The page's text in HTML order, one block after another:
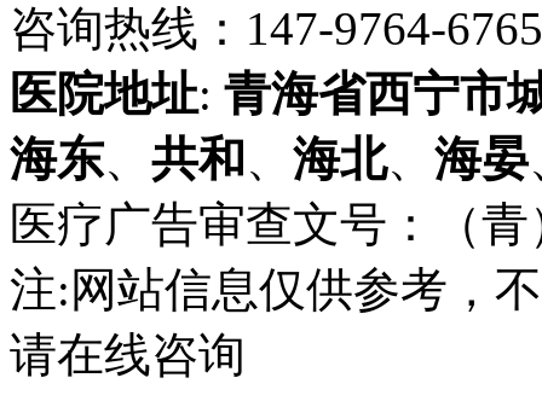
咨询热线：147-9764-
医院地址: 青海省西宁市
海东、 共和 、 海北、 海晏
医疗广告审查文号：（
注:网站信息仅供参考，
请在线咨询